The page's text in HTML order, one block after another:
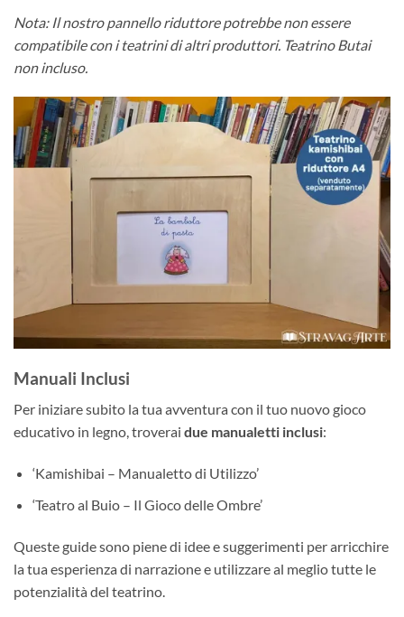
Nota: Il nostro pannello riduttore potrebbe non essere
compatibile con i teatrini di altri produttori. Teatrino Butai
non incluso.
Manuali Inclusi
Per iniziare subito la tua avventura con il tuo nuovo gioco
educativo in legno, troverai due manualetti inclusi:
‘Kamishibai – Manualetto di Utilizzo’
‘Teatro al Buio – Il Gioco delle Ombre’
Queste guide sono piene di idee e suggerimenti per arricchire
la tua esperienza di narrazione e utilizzare al meglio tutte le
potenzialità del teatrino.